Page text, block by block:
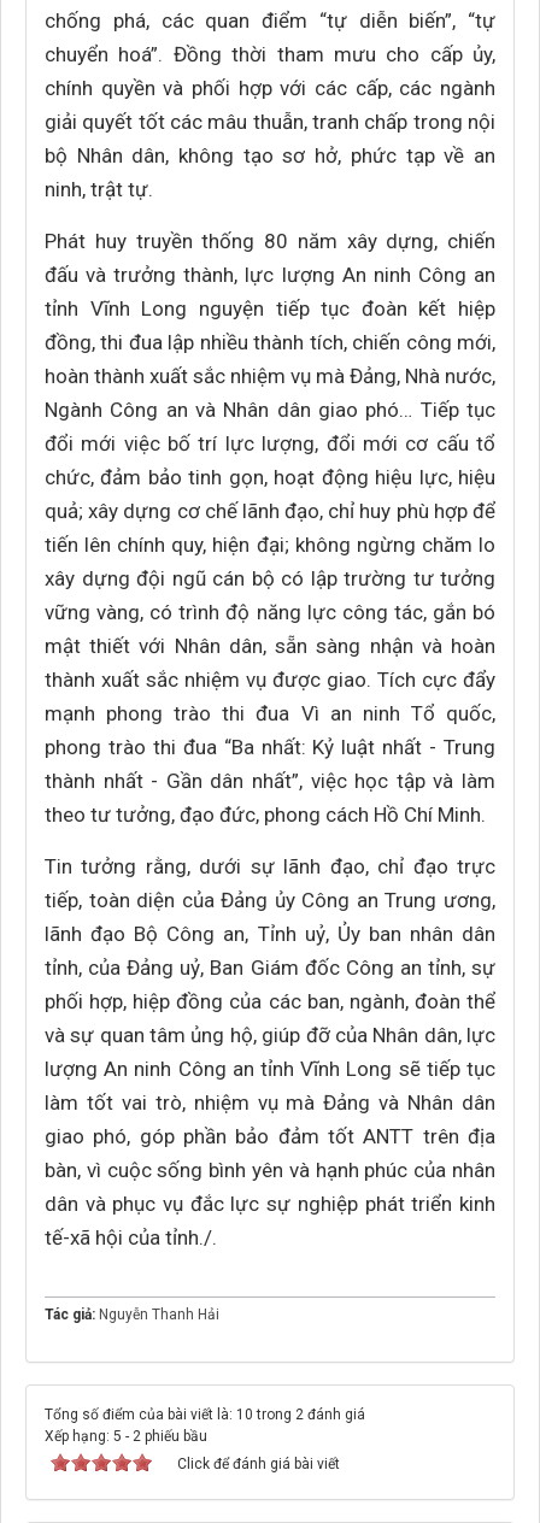
chống phá, các quan điểm “tự diễn biến”, “tự
chuyển hoá”. Đồng thời tham mưu cho cấp ủy,
chính quyền và phối hợp với các cấp, các ngành
giải quyết tốt các mâu thuẫn, tranh chấp trong nội
bộ Nhân dân, không tạo sơ hở, phức tạp về an
ninh, trật tự.
Phát huy truyền thống 80 năm xây dựng, chiến
đấu và trưởng thành, lực lượng An ninh Công an
tỉnh Vĩnh Long nguyện tiếp tục đoàn kết hiệp
đồng, thi đua lập nhiều thành tích, chiến công mới,
hoàn thành xuất sắc nhiệm vụ mà Đảng, Nhà nước,
Ngành Công an và Nhân dân giao phó… Tiếp tục
đổi mới việc bố trí lực lượng, đổi mới cơ cấu tổ
chức, đảm bảo tinh gọn, hoạt động hiệu lực, hiệu
quả; xây dựng cơ chế lãnh đạo, chỉ huy phù hợp để
tiến lên chính quy, hiện đại; không ngừng chăm lo
xây dựng đội ngũ cán bộ có lập trường tư tưởng
vững vàng, có trình độ năng lực công tác, gắn bó
mật thiết với Nhân dân, sẵn sàng nhận và hoàn
thành xuất sắc nhiệm vụ được giao. Tích cực đẩy
mạnh phong trào thi đua Vì an ninh Tổ quốc,
phong trào thi đua “Ba nhất: Kỷ luật nhất - Trung
thành nhất - Gần dân nhất”, việc học tập và làm
theo tư tưởng, đạo đức, phong cách Hồ Chí Minh.
Tin tưởng rằng, dưới sự lãnh đạo, chỉ đạo trực
tiếp, toàn diện của Đảng ủy Công an Trung ương,
lãnh đạo Bộ Công an, Tỉnh uỷ, Ủy ban nhân dân
tỉnh, của Đảng uỷ, Ban Giám đốc Công an tỉnh, sự
phối hợp, hiệp đồng của các ban, ngành, đoàn thể
và sự quan tâm ủng hộ, giúp đỡ của Nhân dân, lực
lượng An ninh Công an tỉnh Vĩnh Long sẽ tiếp tục
làm tốt vai trò, nhiệm vụ mà Đảng và Nhân dân
giao phó, góp phần bảo đảm tốt ANTT trên địa
bàn, vì cuộc sống bình yên và hạnh phúc của nhân
dân và phục vụ đắc lực sự nghiệp phát triển kinh
tế-xã hội của tỉnh./.
Tác giả: Nguyễn Thanh Hải
Tổng số điểm của bài viết là: 10 trong 2 đánh giá
Xếp hạng: 5 - 2 phiếu bầu
Click để đánh giá bài viết